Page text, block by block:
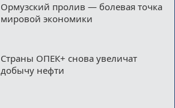
Ормузский пролив — болевая точка
мировой экономики
Страны ОПЕК+ снова увеличат
добычу нефти